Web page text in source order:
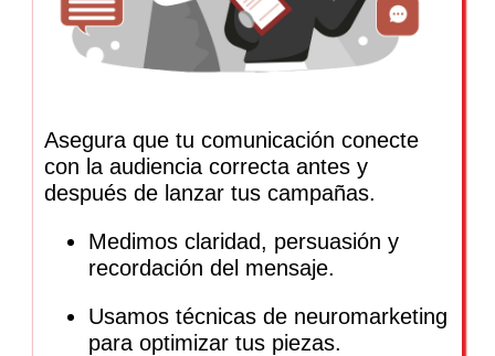
Asegura que tu comunicación conecte
con la audiencia correcta antes y
después de lanzar tus campañas.
Medimos claridad, persuasión y
recordación del mensaje.
Usamos técnicas de neuromarketing
para optimizar tus piezas.